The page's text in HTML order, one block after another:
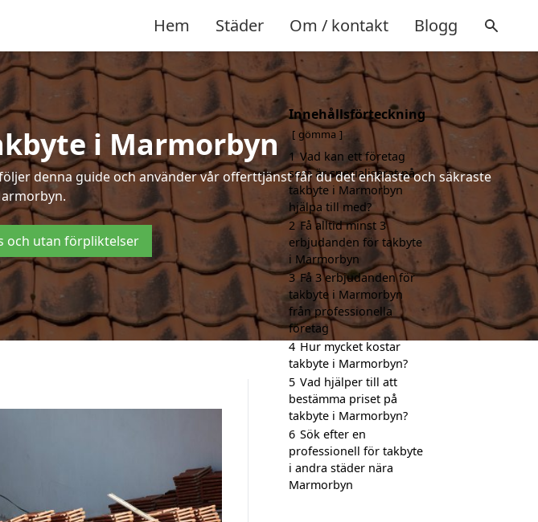
Hem Städer Om / kontakt Blogg
i Marmorbyn
denna guide och använder vår offerttjänst får du det enklaste och säkraste
och utan förpliktelser
Innehållsförteckning
gömma
1 Vad kan ett företag
som är specialiserat på
takbyte i Marmorbyn
hjälpa till med?
2 Få alltid minst 3
erbjudanden för takbyte
i Marmorbyn
3 Få 3 erbjudanden för
takbyte i Marmorbyn
från professionella
företag
4 Hur mycket kostar
takbyte i Marmorbyn?
5 Vad hjälper till att
bestämma priset på
takbyte i Marmorbyn?
6 Sök efter en
professionell för takbyte
i andra städer nära
Marmorbyn